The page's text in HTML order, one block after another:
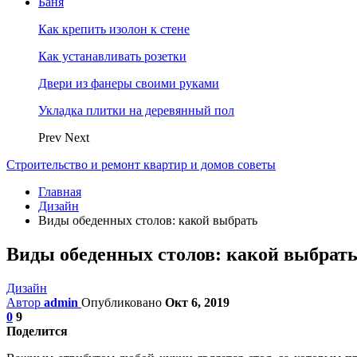
Как крепить изолон к стене
Как устанавливать розетки
Двери из фанеры своими руками
Укладка плитки на деревянный пол
Prev Next
Строительство и ремонт квартир и домов советы
Главная
Дизайн
Виды обеденных столов: какой выбрать
Виды обеденных столов: какой выбрать
Дизайн
Автор admin Опубликовано Окт 6, 2019
0 9
Поделится